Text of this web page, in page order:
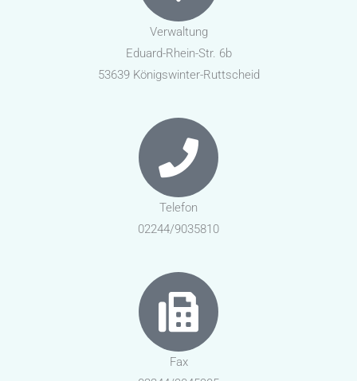
Verwaltung
Eduard-Rhein-Str. 6b
53639 Königswinter-Ruttscheid
Telefon
02244/9035810
Fax